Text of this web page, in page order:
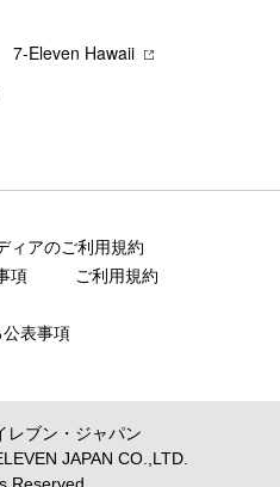
7‐Eleven Hawaii
ィアのご利用規約
項
ご利用規約
表事項
レブン・ジャパン
JAPAN CO.,LTD.